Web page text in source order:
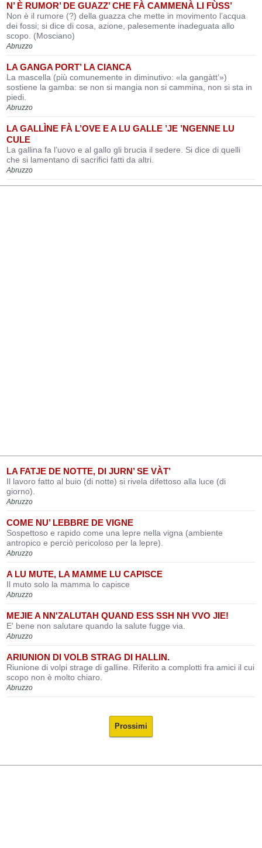
N’ È RUMOR’ DE GUAZZ’ CHE FÀ CAMMENÀ LI FÙSS’
Non è il rumore (?) della guazza che mette in movimento l’acqua
dei fossi; si dice di cosa, azione, palesemente inadeguata allo
scopo. (Mosciano)
Abruzzo
LA GANGA PORT’ LA CIANCA
La mascella (più comunemente in diminutivo: «la gangàtt’»)
sostiene la gamba: se non si mangia non si cammina, non si sta in
piedi.
Abruzzo
LA GALLÌNE FÀ L’OVE E A LU GALLE ’JE ’NGENNE LU
CULE
La gallina fa l’uovo e al gallo gli brucia il sedere. Si dice di quelli
che si lamentano di sacrifici fatti da altri.
Abruzzo
LA FATJE DE NOTTE, DI JURN’ SE VÀT’
Il lavoro fatto al buio (di notte) si rivela difettoso alla luce (di
giorno).
Abruzzo
COME NU’ LEBBRE DE VIGNE
Sospettoso e rapido come una lepre nella vigna (ambiente
antropico e perciò pericoloso per la lepre).
Abruzzo
A LU MUTE, LA MAMME LU CAPISCE
Il muto solo la mamma lo capisce
Abruzzo
MEJIE A NN'ZALUTAH QUAND ESS SSH NH VVO JIE!
E' bene non salutare quando la salute fugge via.
Abruzzo
ARIUNION DI VOLB STRAG DI HALLIN.
Riunione di volpi strage di galline. Riferito a complotti fra amici il cui
scopo non è molto chiaro.
Abruzzo
Prossimi